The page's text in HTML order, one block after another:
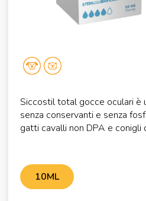
Siccostil total gocce oculari è
senza conservanti e senza
gatti cavalli non DPA e conigli
10ML